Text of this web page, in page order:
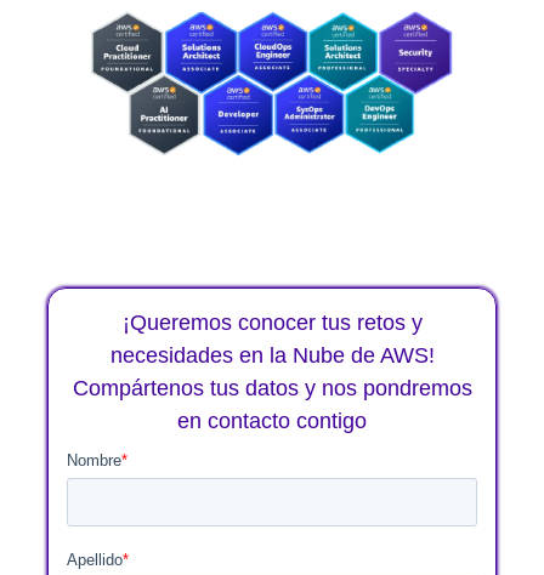
¡Queremos conocer tus retos y
necesidades en la Nube de AWS!
Compártenos tus datos y nos pondremos
en contacto contigo